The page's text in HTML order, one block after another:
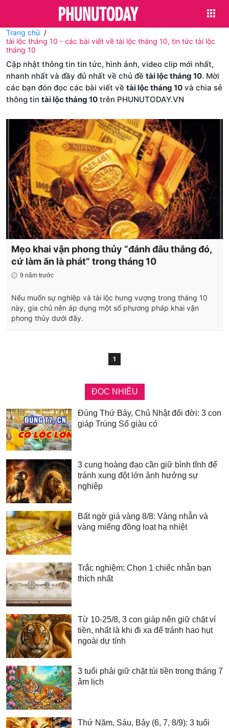
Trang chủ
tài lộc tháng 10 - các bài viết về tài lộc tháng 10, tin tức tài lộc
tháng 10
Cập nhật thông tin tin tức, hình ảnh, video clip mới nhất,
nhanh nhất và đầy đủ nhất về chủ đề tài lộc tháng 10. Mời
các bạn đón đọc các bài viết về tài lộc tháng 10 và chia sẻ
thông tin tài lộc tháng 10 trên PHUNUTODAY.VN
Mẹo khai vận phong thủy “đánh đâu thắng đó,
cứ làm ăn là phát” trong tháng 10
9 năm trước
Nếu muốn sự nghiệp và tài lộc hưng vượng trong tháng 10
này, gia chủ nên áp dụng một số phương pháp khai vận
phong thủy dưới đây.
1
ĐỌC NHIỀU
Đúng Thứ Bảy, Chủ Nhật đổi đời: 3 con
giáp Trúng Số giàu có
3 cung hoàng đạo cần giữ bình tĩnh để
tránh xung đột lớn ảnh hưởng sự
nghiệp
Bất ngờ giá vàng 8/8: Vàng nhẫn và
vàng miếng đồng loạt hạ nhiệt
Trắc nghiệm: Chọn 1 chiếc nhẫn bạn
thích nhất
Từ 10-25/8, 3 con giáp nên giữ chặt ví
tiền, nhất là khi đi xa để tránh hao hụt
ngoài dự tính
3 tuổi phải giữ chặt túi tiền trong tháng 7
âm lịch
Thứ Năm, Sáu, Bảy (6, 7, 8/9): 3 tuổi